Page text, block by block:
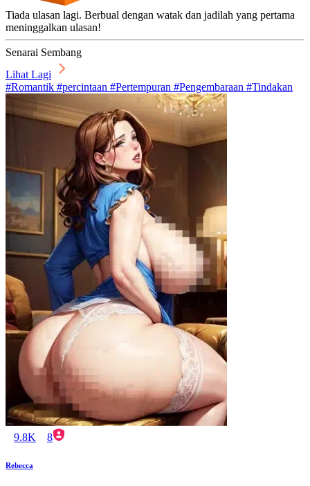
Tiada ulasan lagi. Berbual dengan watak dan jadilah yang pertama
meninggalkan ulasan!
Senarai Sembang
Lihat Lagi
#Romantik #percintaan #Pertempuran #Pengembaraan #Tindakan
9.8K 8
Rebecca